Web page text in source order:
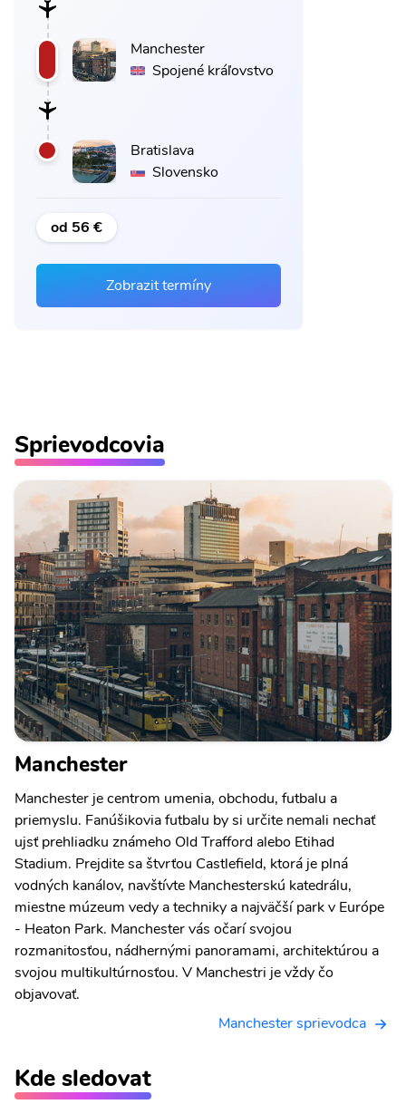
Manchester
Spojené kráľovstvo
Bratislava
Slovensko
od 56 €
Zobrazit termíny
Sprievodcovia
Manchester
Manchester je centrom umenia, obchodu, futbalu a
priemyslu. Fanúšikovia futbalu by si určite nemali nechať
ujsť prehliadku známeho Old Trafford alebo Etihad
Stadium. Prejdite sa štvrťou Castlefield, ktorá je plná
vodných kanálov, navštívte Manchesterskú katedrálu,
miestne múzeum vedy a techniky a najväčší park v Európe
- Heaton Park. Manchester vás očarí svojou
rozmanitosťou, nádhernými panoramami, architektúrou a
svojou multikultúrnosťou. V Manchestri je vždy čo
objavovať.
Manchester sprievodca
Kde sledovat